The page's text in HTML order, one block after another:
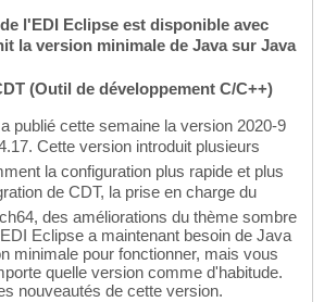
l'EDI Eclipse est disponible avec
la version minimale de Java sur Java
(Outil de développement C/C++)
publié cette semaine la version 2020-9
Cette version introduit plusieurs
la configuration plus rapide et plus
de CDT, la prise en charge du
des améliorations du thème sombre
Eclipse a maintenant besoin de Java
minimale pour fonctionner, mais vous
quelle version comme d'habitude.
nouveautés de cette version.